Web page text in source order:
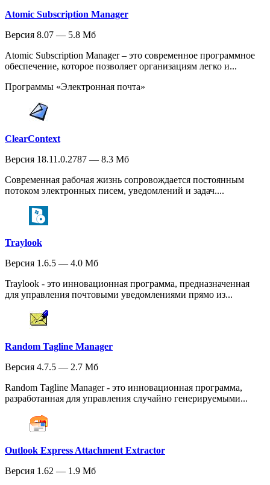
Atomic Subscription Manager
Версия 8.07 — 5.8 Мб
Atomic Subscription Manager – это современное программное
обеспечение, которое позволяет организациям легко и...
Программы «Электронная почта»
ClearContext
Версия 18.11.0.2787 — 8.3 Мб
Современная рабочая жизнь сопровождается постоянным
потоком электронных писем, уведомлений и задач....
Traylook
Версия 1.6.5 — 4.0 Мб
Traylook - это инновационная программа, предназначенная
для управления почтовыми уведомлениями прямо из...
Random Tagline Manager
Версия 4.7.5 — 2.7 Мб
Random Tagline Manager - это инновационная программа,
разработанная для управления случайно генерируемыми...
Outlook Express Attachment Extractor
Версия 1.62 — 1.9 Мб